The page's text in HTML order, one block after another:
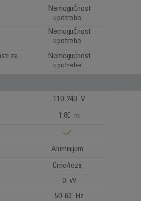
Nemogućnost
upotrebe
Nemogućnost
upotrebe
za
Nemogućnost
upotrebe
110-240 V
1.80 m
Aluminijum
Crno/roza
0 W
50-60 Hz